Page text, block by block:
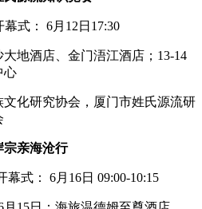
式： 6月12日17:30
地酒店、金门浯江酒店；13-14
心
化研究协会，厦门市姓氏源流研
宗亲海沧行
式： 6月16日 09:00-10:15